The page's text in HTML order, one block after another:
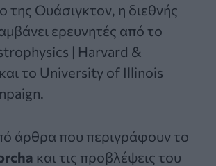
της Ουάσιγκτον, η διεθνής
ερευνητές από το
| Harvard &
το University of Illinois
άρθρα που περιγράφουν το
και τις προβλέψεις του